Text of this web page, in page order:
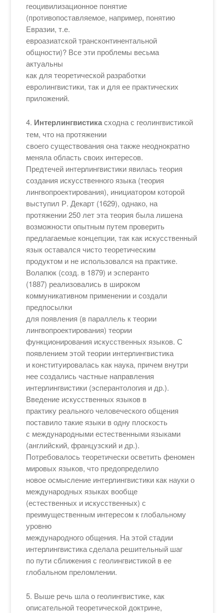
геоцивилизационное понятие
(противопоставляемое, например, понятию
Евразии, т.е.
евроазиатской трансконтинентальной
общности)? Все эти проблемы весьма
актуальны
как для теоретической разработки
евролингвистики, так и для ее практических
приложений.
4. Интерлингвистикасходна с геолингвистикой
тем, что на протяжении
своего существования она также неоднократно
меняла область своих интересов.
Предтечей интерлингвистики явилась теория
создания искусственного языка (теория
лингвопроектирования), инициатором которой
выступил Р. Декарт (1629), однако, на
протяжении 250 лет эта теория была лишена
возможности опытным путем проверить
предлагаемые концепции, так как искусственный
язык оставался чисто теоретическим
продуктом и не использовался на практике.
Волапюк (созд. в 1879) и эсперанто
(1887) реализовались в широком
коммуникативном применении и создали
предпосылки
для появления (в параллель к теории
лингвопроектирования) теории
функционирования искусственных языков. С
появлением этой теории интерлингвистика
и конституировалась как наука, причем внутри
нее создались частные направления
интерлингвистики (эсперантология и др.).
Введение искусственных языков в
практику реального человеческого общения
поставило такие языки в одну плоскость
с международными естественными языками
(английский, французский и др.).
Потребовалось теоретически осветить феномен
мировых языков, что предопределило
новое осмысление интерлингвистики как науки о
международных языках вообще
(естественных и искусственных) с
преимущественным интересом к глобальному
уровню
международного общения. На этой стадии
интерлингвистика сделала решительный шаг
по пути сближения с геолингвистикой в ее
глобальном преломлении.
5. Выше речь шла о геолингвистике, как
описательной теоретической доктрине,